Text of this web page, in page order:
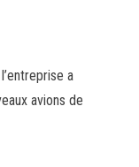
a
avions de